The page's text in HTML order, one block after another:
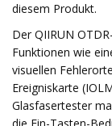
diesem Produkt.
Der QIIRUN
Funktionen wie
visuellen
Ereigniskarte
Glasfasertester